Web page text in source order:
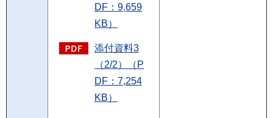
DF：9,659
KB）
添付資料3
（2/2）（P
DF：7,254
KB）